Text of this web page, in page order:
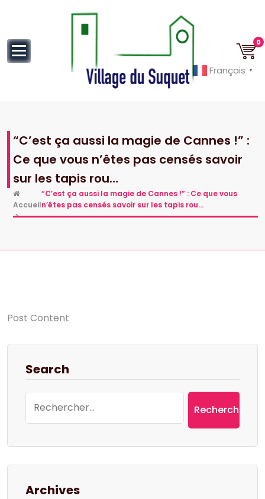
0
“C’est ça aussi la magie de Cannes !” :
Ce que vous n’êtes pas censés savoir
sur les tapis rou…
Accueil
>
“C’est ça aussi la magie de Cannes !” : Ce que vous
n’êtes pas censés savoir sur les tapis rou…
Post Content
Search
Archives
Français ▼